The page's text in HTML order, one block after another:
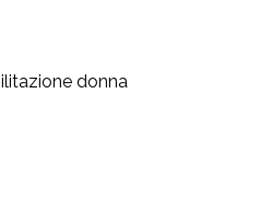
donna